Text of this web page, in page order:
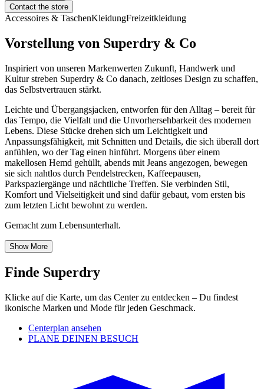
Contact the store
Accessoires & TaschenKleidungFreizeitkleidung
Vorstellung von Superdry & Co
Inspiriert von unseren Markenwerten Zukunft, Handwerk und
Kultur streben Superdry & Co danach, zeitloses Design zu schaffen,
das Selbstvertrauen stärkt.
Leichte und Übergangsjacken, entworfen für den Alltag – bereit für
das Tempo, die Vielfalt und die Unvorhersehbarkeit des modernen
Lebens. Diese Stücke drehen sich um Leichtigkeit und
Anpassungsfähigkeit, mit Schnitten und Details, die sich überall dort
anfühlen, wo der Tag einen hinführt. Morgens über einem
makellosen Hemd gehüllt, abends mit Jeans angezogen, bewegen
sie sich nahtlos durch Pendelstrecken, Kaffeepausen,
Parkspaziergänge und nächtliche Treffen. Sie verbinden Stil,
Komfort und Vielseitigkeit und sind dafür gebaut, vom ersten bis
zum letzten Licht bewohnt zu werden.
Gemacht zum Lebensunterhalt.
Show More
Finde Superdry
Klicke auf die Karte, um das Center zu entdecken – Du findest
ikonische Marken und Mode für jeden Geschmack.
Centerplan ansehen
PLANE DEINEN BESUCH